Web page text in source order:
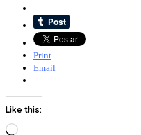
Print
Email
Like this:
Loading…